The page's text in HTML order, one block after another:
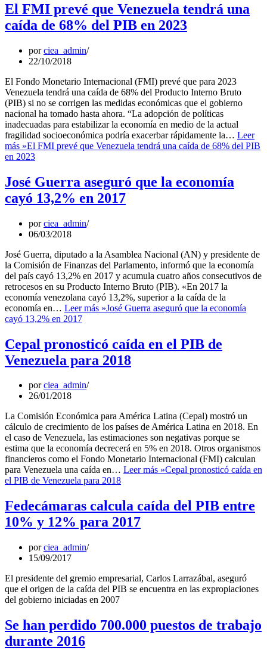
El FMI prevé que Venezuela tendrá una
caída de 68% del PIB en 2023
porciea_admin
22/10/2018
El Fondo Monetario Internacional (FMI) prevé que para 2023
Venezuela tendrá una caída de 68% del Producto Interno Bruto
(PIB) si no se corrigen las medidas económicas que el gobierno
nacional ha tomado hasta ahora. “La adopción de políticas
inadecuadas para estabilizar la economía en medio de la actual
fragilidad socioeconómica podría exacerbar rápidamente la… Leer
más »El FMI prevé que Venezuela tendrá una caída de 68% del PIB
en 2023
José Guerra aseguró que la economía
cayó 13,2% en 2017
porciea_admin
06/03/2018
José Guerra, diputado a la Asamblea Nacional (AN) y presidente de
la Comisión de Finanzas del Parlamento, informó que la economía
del país cayó 13,2% en 2017 y acumula cuatro años consecutivos de
retrocesos en su Producto Interno Bruto (PIB). «En 2017 la
economía venezolana cayó 13,2%, superior a la caída de la
economía en… Leer más »José Guerra aseguró que la economía
cayó 13,2% en 2017
Cepal pronosticó caída en el PIB de
Venezuela para 2018
porciea_admin
26/01/2018
La Comisión Económica para América Latina (Cepal) mostró un
cálculo de crecimiento de los países de América Latina en 2018. En
el caso de Venezuela, las estimaciones son negativas porque se
estima que la economía decrecerá en 5% en 2018. Otros organismos
financieros como el Fondo Monetario Internacional (FMI) calculan
para Venezuela una caída en… Leer más »Cepal pronosticó caída en
el PIB de Venezuela para 2018
Fedecámaras calcula caída del PIB entre
10% y 12% para 2017
porciea_admin
15/09/2017
El presidente del gremio empresarial, Carlos Larrazábal, aseguró
que el origen de la caída del PIB se encuentra en las expropiaciones
del gobierno iniciadas en 2007
Se han perdido 700.000 puestos de trabajo
durante 2016